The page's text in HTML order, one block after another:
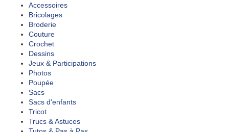
Accessoires
Bricolages
Broderie
Couture
Crochet
Dessins
Jeux & Participations
Photos
Poupée
Sacs
Sacs d'enfants
Tricot
Trucs & Astuces